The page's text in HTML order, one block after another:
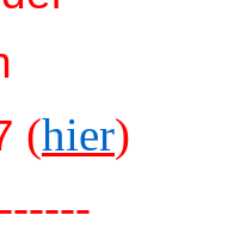
(hier)